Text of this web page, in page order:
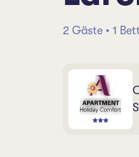
2 Gäste • 1